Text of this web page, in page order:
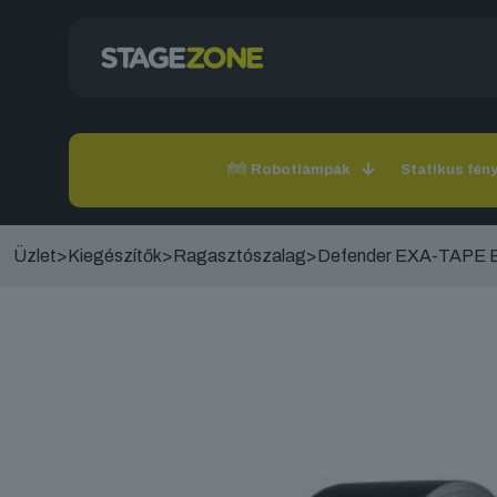
Robotlámpák Statikus
Üzlet>Kiegészítők>Ragasztószalag>Defender EXA-TAPE